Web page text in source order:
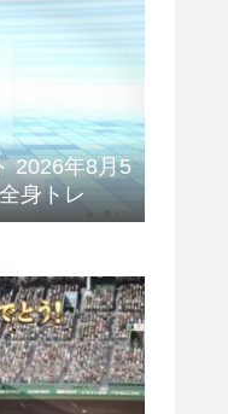
2026年8月5
身トレ